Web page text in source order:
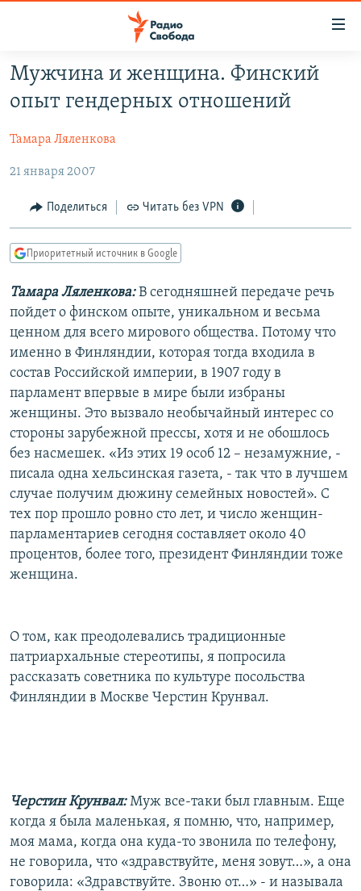
упрощенного
доступа
содержанию
Вернутся
главной
навигации
поиску
ПРОГРАММЫ
АВТОРСКИЕ ПРОЕКТЫ
ЦИТАТЫ СВОБОДЫ
МНЕНИЯ
КУЛЬТУРА
IDEL.РЕАЛИИ
КАВКАЗ.РЕАЛИИ
СЕВЕР.РЕАЛИИ
СИБИРЬ.РЕАЛИИ
РАСПИСАНИЕ ВЕЩАНИЯ
ПОДПИШИТЕСЬ НА РАССЫЛКУ
СОЦИАЛЬНЫЕ СЕТИ
Все сайты РСЕ/РС
Мужчина и женщина. Финский
опыт гендерных отношений
Тамара Ляленкова
21 января 2007
Поделиться Читать без VPN
Приоритетный источник в Google
Тамара Ляленкова: В сегодняшней передаче речь
пойдет о финском опыте, уникальном и весьма
ценном для всего мирового общества. Потому что
именно в Финляндии, которая тогда входила в
состав Российской империи, в 1907 году в
парламент впервые в мире были избраны
женщины. Это вызвало необычайный интерес со
стороны зарубежной прессы, хотя и не обошлось
без насмешек. «Из этих 19 особ 12 – незамужние, -
писала одна хельсинская газета, - так что в лучшем
случае получим дюжину семейных новостей». С
тех пор прошло ровно сто лет, и число женщин-
парламентариев сегодня составляет около 40
процентов, более того, президент Финляндии тоже
женщина.
О том, как преодолевались традиционные
патриархальные стереотипы, я попросила
рассказать советника по культуре посольства
Финляндии в Москве Черстин Крунвал.
Черстин Крунвал: Муж все-таки был главным. Еще
когда я была маленькая, я помню, что, например,
моя мама, когда она куда-то звонила по телефону,
не говорила, что «здравствуйте, меня зовут…», а она
говорила: «Здравствуйте. Звоню от…» - и называла